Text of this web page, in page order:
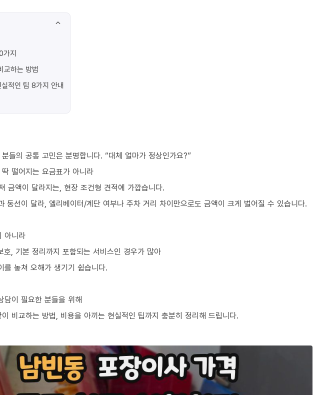
가지
교하는 방법
적인 팁 8가지 안내
들의 공통 고민은 분명합니다. “대체 얼마가 정상인가요?”
떨어지는 요금표가 아니라
금액이 달라지는, 현장 조건형 견적에 가깝습니다.
동선이 달라, 엘리베이터/계단 여부나 주차 거리 차이만으로도 금액이 크게 벌어질 수 있습니다.
아니라
, 기본 정리까지 포함되는 서비스인 경우가 많아
를 놓쳐 오해가 생기기 쉽습니다.
담이 필요한 분들을 위해
비교하는 방법, 비용을 아끼는 현실적인 팁까지 충분히 정리해 드립니다.